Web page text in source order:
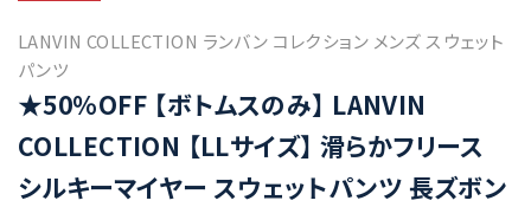
LANVIN COLLECTION ランバン コレクション メンズ スウェット
パンツ
★50%OFF 【ボトムスのみ】 LANVIN
COLLECTION 【LLサイズ】 滑らかフリース
シルキーマイヤー スウェットパンツ 長ズボン